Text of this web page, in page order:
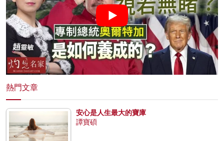
熱門文章
安心是人生最大的寶庫
譚寶碩